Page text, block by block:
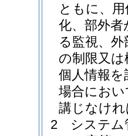
ともに、
化、部外
る監視、
の制限又
個人情報
場合にお
講じなけ
2
システ